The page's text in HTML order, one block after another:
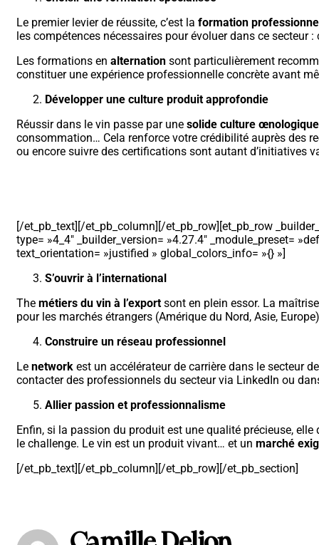
Le premier levier de réussite, c’est la formation
les compétences nécessaires pour évoluer dans ce secteur
Les formations en alternation sont particulièrement
constituer une expérience professionnelle concrète avant
Développer une culture produit approfondie
Réussir dans le vin passe par une solide culture œnologique
consommation… Cela renforce votre crédibilité auprès des
ou encore suivre des certifications sont autant d’initiatives
[/et_pb_text][/et_pb_column][/et_pb_row][et_pb_row
type= »4_4″ _builder_version= »4.27.4″ _module_preset=
text_orientation= »justified » global_colors_info= »{} »]
S’ouvrir à l’international
The métiers du vin à l’export sont en plein essor. La maîtrise
pour les marchés étrangers (Amérique du Nord, Asie,
Construire un réseau professionnel
Le network est un accélérateur de carrière dans le secteur
contacter des professionnels du secteur via LinkedIn ou
Allier passion et professionnalisme
Enfin, si la passion du produit est une qualité précieuse, elle
le challenge. Le vin est un produit vivant… et un marché
[/et_pb_text][/et_pb_column][/et_pb_row][/et_pb_section]